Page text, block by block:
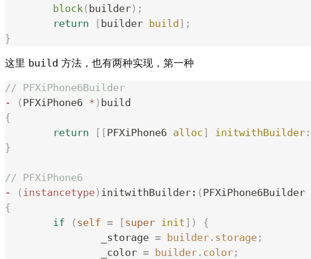
	block
( builder);
	return
[builder build ];
}
这里 build 方法，也有两种实现，第一种
// PFXiPhone6Builder
- ( PFXiPhone6 * ) build
{
	return
[[PFXiPhone6 alloc ] initwithBuilder :
}
// PFXiPhone6
- ( instancetype) initwithBuilder: ( PFXiPhone6Builder
{
	if
( self = [super init ])
{
		_storage
= builder . storage ;
		_color
= builder . color ;